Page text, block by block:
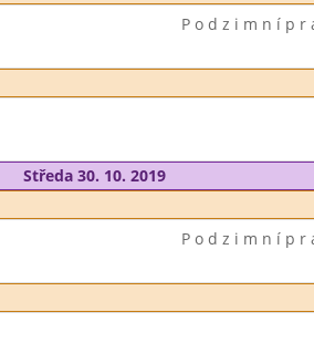
P o d z i m n í p r
Středa 30. 10. 2019
P o d z i m n í p r